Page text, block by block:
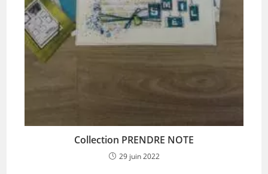
Collection PRENDRE NOTE
29 juin 2022